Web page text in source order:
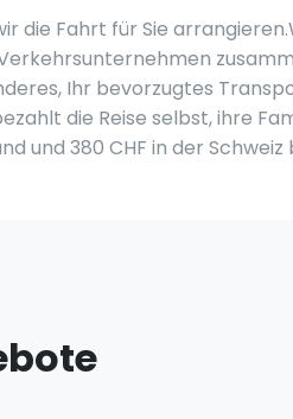
die Fahrt für Sie
Ihr bevorzugtes
die Reise selbst, ihre
und 380 CHF in der Schweiz